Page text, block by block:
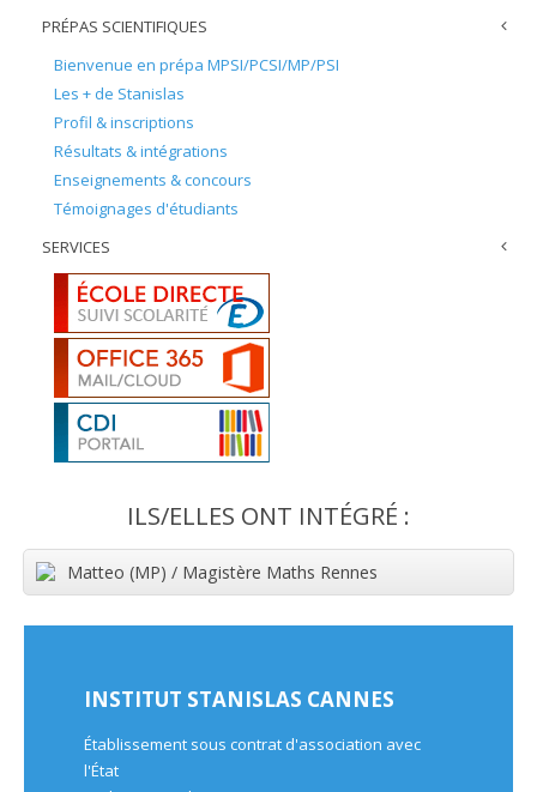
PRÉPAS SCIENTIFIQUES
Bienvenue en prépa MPSI/PCSI/MP/PSI
Les + de Stanislas
Profil & inscriptions
Résultats & intégrations
Enseignements & concours
Témoignages d'étudiants
SERVICES
ILS/ELLES ONT INTÉGRÉ :
Matteo (MP) / Magistère Maths Rennes
INSTITUT STANISLAS CANNES
Établissement sous contrat d'association avec
l'État